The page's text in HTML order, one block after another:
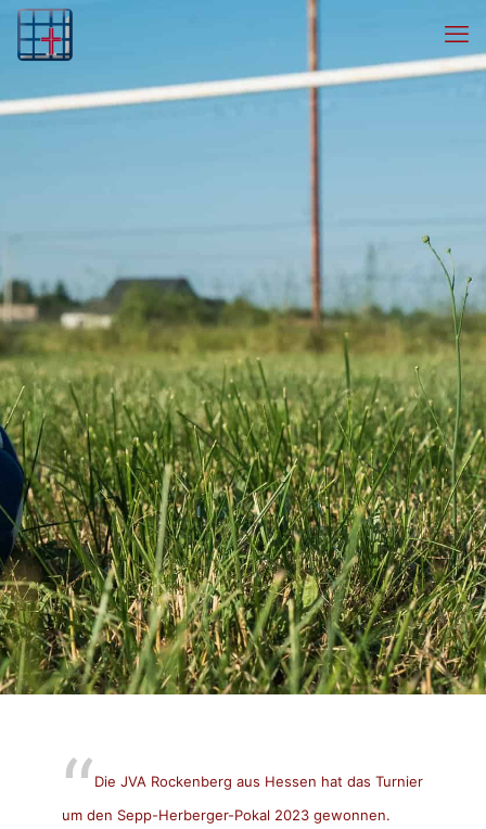
Die JVA Rockenberg aus Hessen hat das Turnier
um den Sepp-Herberger-Pokal 2023 gewonnen.